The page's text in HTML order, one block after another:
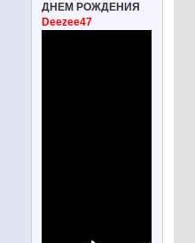
ДНЕМ РОЖДЕНИЯ
Deezee47